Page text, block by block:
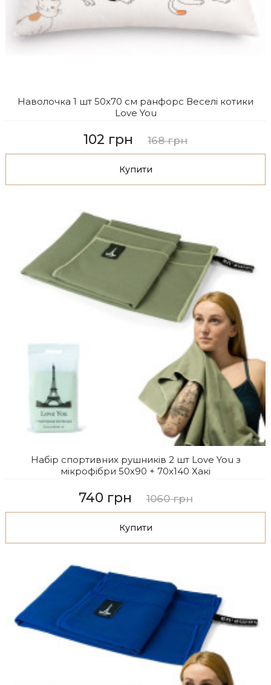
Наволочка 1 шт 50x70 см ранфорс Веселі котики
Love You
102 грн 168 грн
Купити
Набір спортивних рушників 2 шт Love You з
мікрофібри 50х90 + 70х140 Хакі
740 грн 1060 грн
Купити